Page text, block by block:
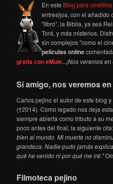
En este Blog para cinéfilos
entresijos, con el añadido
"libro", la Biblia, ya sea
Torá, y más misterios.
sin complejos "como el
películas online
gratis con eMule...¡Nos veremos
Sí amigo, nos veremos
Carlos pejino el autor de este blog
(†2014). Como legado nos deja
siempre abierta como tributo a su
poco antes del final, la siguiente cita:
bien al mundo. Mi muerte no
grandeza. Nadie pudo jamás
qué he venido ni por qué me iré."
Filmoteca pejino